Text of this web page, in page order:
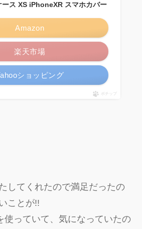
ス XS iPhoneXR スマホカバー
Amazon
楽天市場
ショッピング
ポチップ
してくれたので満足だったの
ことが!!
使っていて、気になっていたの